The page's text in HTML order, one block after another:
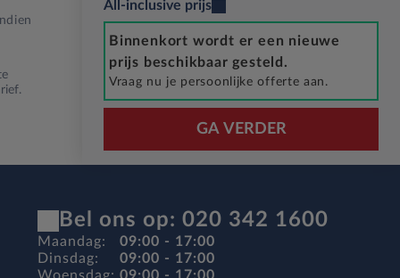
All-inclusive prijs
Binnenkort wordt er een nieuwe
prijs beschikbaar gesteld.
Vraag nu je persoonlijke offerte aan.
GA VERDER
Bel ons op: 020 342 1600
Maandag:
Dinsdag:
09:00 - 17:00
09:00 - 17:00